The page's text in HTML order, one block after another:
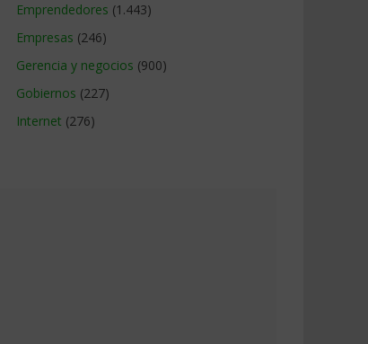
Emprendedores (1.443)
Empresas (246)
Gerencia y negocios (900)
Gobiernos (227)
Internet (276)